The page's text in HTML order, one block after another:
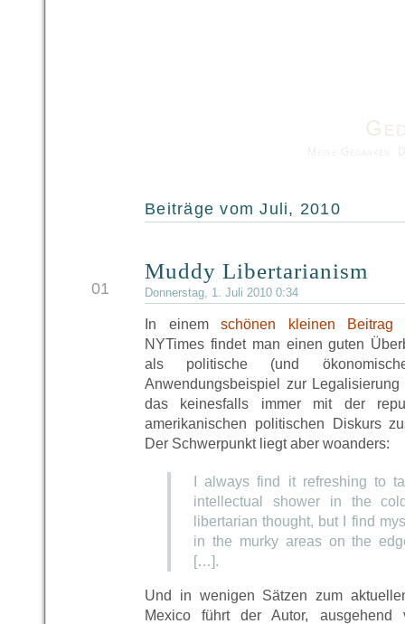
Beiträge vom Juli, 2010
01
Muddy Libertarianism
Donnerstag, 1. Juli 2010 0:34
In einemschönen kleinen Beitrag
NYTimes findet man einen guten
als politische (und
Anwendungsbeispiel zur
das keinesfalls immer mit der
amerikanischen politischen Diskurs
Der Schwerpunkt liegt aber woanders:
I always find it refreshing to
intellectual shower in the
libertarian thought, but I find
in the murky areas on the
[…].
Und in wenigen Sätzen zum
Mexico führt der Autor, ausgehend